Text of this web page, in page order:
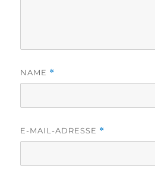
NAME *
E-MAIL-ADRESSE *